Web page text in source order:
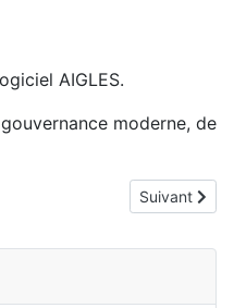
AIGLES.
moderne, de
Article
Suivant